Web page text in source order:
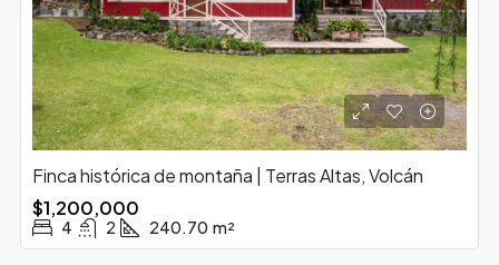
Finca histórica de montaña | Terras Altas, Volcán
$1,200,000
4 2 240.70 m²